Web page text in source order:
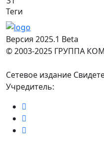
Теги
Версия 2025.1 Beta
© 2003-2025 ГРУППА
Сетевое издание
Учредитель: